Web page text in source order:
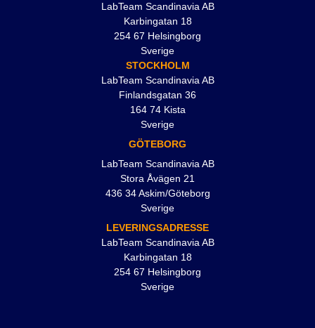
LabTeam Scandinavia AB
Karbingatan 18
254 67 Helsingborg
Sverige
STOCKHOLM
LabTeam Scandinavia AB
Finlandsgatan 36
164 74 Kista
Sverige
GÖTEBORG
LabTeam Scandinavia AB
Stora Åvägen 21
436 34 Askim/Göteborg
Sverige
LEVERINGSADRESSE
LabTeam Scandinavia AB
Karbingatan 18
254 67 Helsingborg
Sverige